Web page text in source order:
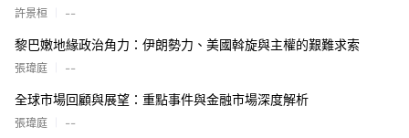
許景桓 --
黎巴嫩地緣政治角力：伊朗勢力、美國斡旋與主權的艱難求索
張瑋庭 --
全球市場回顧與展望：重點事件與金融市場深度解析
張瑋庭 --